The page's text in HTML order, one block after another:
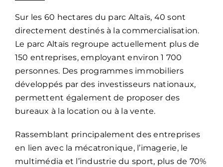
Sur les 60 hectares du parc Altaïs, 40 sont
directement destinés à la commercialisation.
Le parc Altaïs regroupe actuellement plus de
150 entreprises, employant environ 1 700
personnes. Des programmes immobiliers
développés par des investisseurs nationaux,
permettent également de proposer des
bureaux à la location ou à la vente.
Rassemblant principalement des entreprises
en lien avec la mécatronique, l’imagerie, le
multimédia et l’industrie du sport, plus de 70%